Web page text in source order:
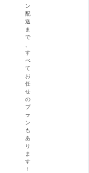
ン
配
送
ま
で
す
べ
て
お
任
せ
の
プ
ラ
ン
も
あ
り
ま
す
！